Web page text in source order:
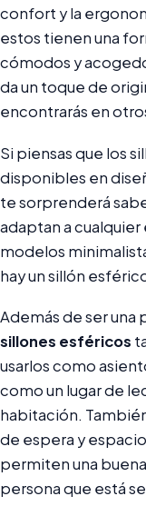
confort y la
estos tienen una
cómodos y
da un toque de
encontrarás en
Si piensas que los
disponibles en
te sorprenderá
adaptan a
modelos
hay un sillón
Además de ser una
sillones esféricos
usarlos como
como un lugar de
habitación.
de espera y
permiten una
persona que está